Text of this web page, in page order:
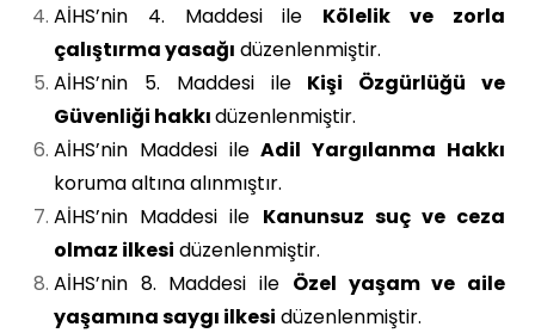
AİHS’nin 4. Maddesi ile Kölelik ve zorla
çalıştırma yasağı düzenlenmiştir.
AİHS’nin 5. Maddesi ile Kişi Özgürlüğü ve
Güvenliği hakkıdüzenlenmiştir.
AİHS’nin Maddesi ileAdil Yargılanma Hakkı
koruma altına alınmıştır.
AİHS’nin Maddesi ile Kanunsuz suç ve ceza
olmaz ilkesi düzenlenmiştir.
AİHS’nin 8. Maddesi ile Özel yaşam ve aile
yaşamına saygı ilkesi düzenlenmiştir.